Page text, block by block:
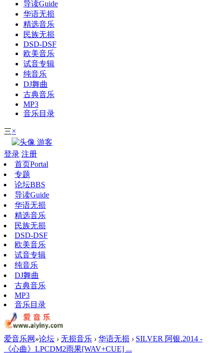
导读Guide
华语无损
精选音乐
民族无损
DSD-DSF
欧美音乐
试音专辑
纯音乐
DJ舞曲
古典音乐
MP3
音乐目录
三×
游客
登录 注册
首页Portal
专题
论坛BBS
导读Guide
华语无损
精选音乐
民族无损
DSD-DSF
欧美音乐
试音专辑
纯音乐
DJ舞曲
古典音乐
MP3
音乐目录
爱音乐网 »论坛 › 无损音乐 › 华语无损 › SILVER 阿银.2014 -
《心曲》LPCDM2雨果[WAV+CUE] ...